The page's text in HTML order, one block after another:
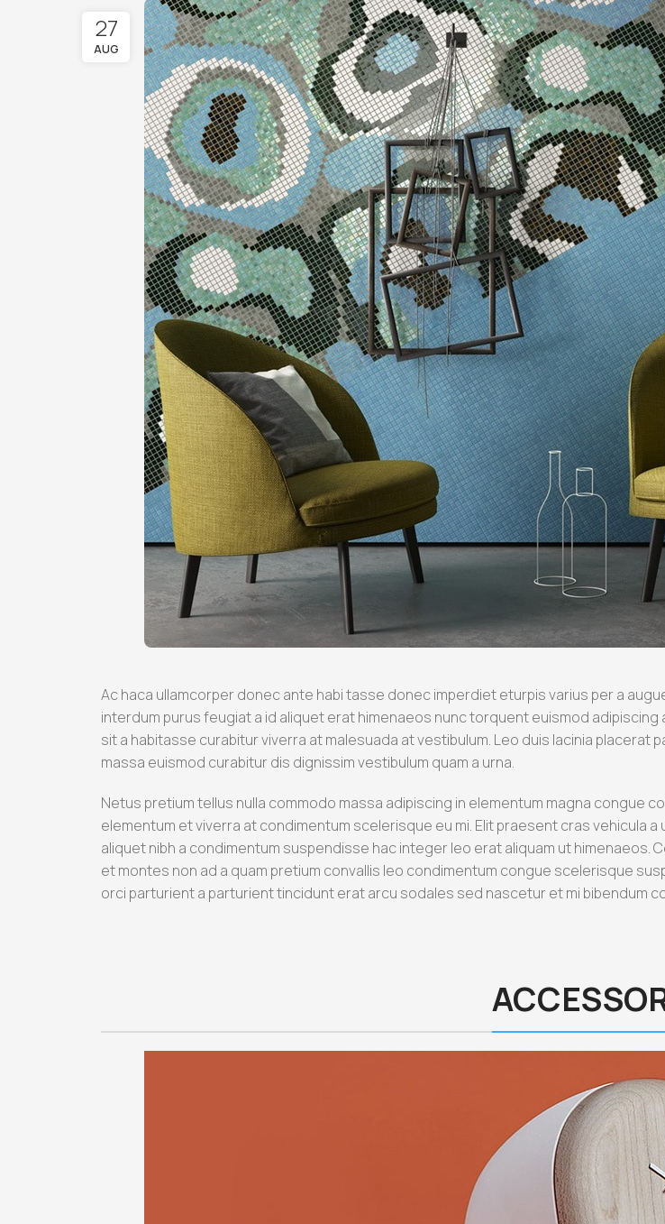
27
AUG
Ac haca ullamcorper donec ante habi tasse donec imperdiet eturpis varius per a
interdum purus feugiat a id aliquet erat himenaeos nunc torquent euismod
sit a habitasse curabitur viverra at malesuada at vestibulum. Leo duis lacinia
massa euismod curabitur dis dignissim vestibulum quam a urna.
Netus pretium tellus nulla commodo massa adipiscing in elementum magna congue
elementum et viverra at condimentum scelerisque eu mi. Elit praesent cras vehicula
aliquet nibh a condimentum suspendisse hac integer leo erat aliquam ut
et montes non ad a quam pretium convallis leo condimentum congue scelerisque
orci parturient a parturient tincidunt erat arcu sodales sed nascetur et mi bibendum